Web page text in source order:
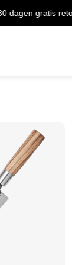
gratis retour